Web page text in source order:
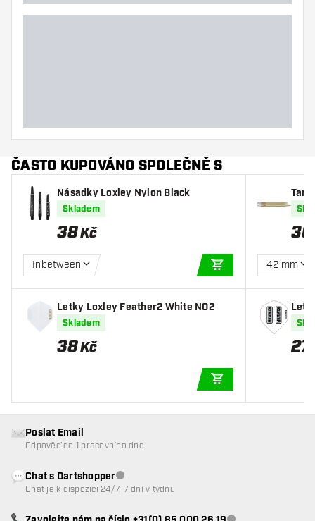
ČASTO KUPOVÁNO SPOLEČNĚ S
Násadky Loxley Nylon Black
Skladem
38Kč
Inbetween
PŘIDAT DO KOŠÍKU
Letky Loxley Feather2 White NO2
Skladem
38Kč
ttler
42 mm
27
Poslat Email
Odpověď do 1 pracovního dne
Chat s DartshopperZákaznický servis nedostupný
Chat je k dispozici 24/7, 7 dní v týdnu